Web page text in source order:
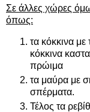
Σε άλλες χώρες
όπως:
τα κόκκινα με
κόκκινα
πρώιμα
τα μαύρα με
σπέρματα.
Τέλος τα